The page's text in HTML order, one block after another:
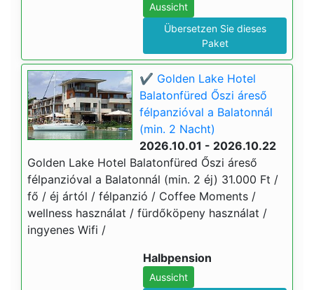
Aussicht
Übersetzen Sie dieses
Paket
✔️ Golden Lake Hotel
Balatonfüred Őszi áreső
félpanzióval a Balatonnál
(min. 2 Nacht)
2026.10.01 - 2026.10.22
Golden Lake Hotel Balatonfüred Őszi áreső
félpanzióval a Balatonnál (min. 2 éj) 31.000 Ft /
fő / éj ártól / félpanzió / Coffee Moments /
wellness használat / fürdőköpeny használat /
ingyenes Wifi /
Halbpension
Aussicht